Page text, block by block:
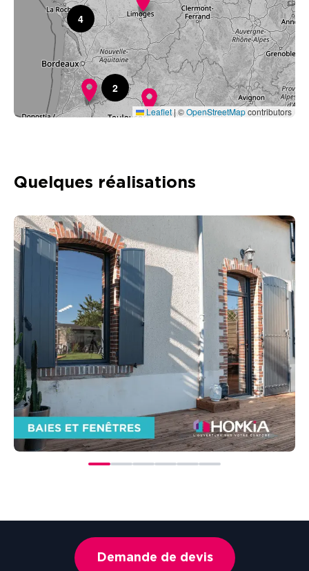
4
2
Leaflet|©OpenStreetMapcontributors
Quelques réalisations
Demande de devis